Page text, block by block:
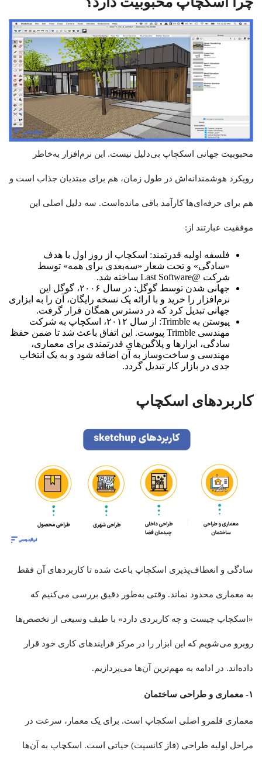
محبوبیت جهانی اسکچاپ بی‌دلیل نیست. این نرم‌افزار به‌خاطر
رویکرد هوشمندانه‌اش در طول زمان، هم برای مبتدیان جذاب است و
هم برای حرفه‌ای‌ها کارآمد باقی مانده‌است. سه دلیل اصلی این
موفقیت عبارتند از:
فلسفه اولیه قدرتمند: اسکچاپ از روز اول با هدف
«سادگی» و تحت شعار «سه‌بعدی برای همه» توسط
شرکت @Last Software ساخته شد.
جهانی شدن توسط گوگل: در سال ۲۰۰۶، گوگل این
نرم‌افزار را خرید و با ارائه یک نسخه رایگان، آن را به ابزاری
جهانی تبدیل کرد که در دسترس همگان قرار گرفت.
پیوستن به Trimble: از سال ۲۰۱۲، اسکچاپ به شرکت
مهندسی Trimble پیوست. این اتفاق باعث شد تا ضمن حفظ
سادگی، ابزارها و پلاگین‌های قدرتمندی برای معماری،
مهندسی و ساخت‌وساز به آن اضافه شود و به یک انتخاب
جدی در بازار کار تبدیل گردد.
کاربردهای اسکچاپ
سادگی و انعطاف‌پذیری اسکچاپ باعث شده تا کاربردهای آن فقط
به معماری محدود نماند. وقتی به‌طور دقیق بررسی می‌کنیم که
«اسکچاپ چیست و چه کاربردی دارد» با طیف وسیعی از تخصص‌ها
روبرو می‌شویم که این ابزار را در مرکز فرایندهای کاری خود قرار
داده‌اند. در ادامه به مهم‌ترین آن‌ها می‌پردازیم.
۱- معماری و طراحی ساختمان
معماری قلمرو اصلی اسکچاپ است. برای یک معمار، سرعت در
مراحل اولیه طراحی (فاز کانسپت) حیاتی است. اسکچاپ به آن‌ها